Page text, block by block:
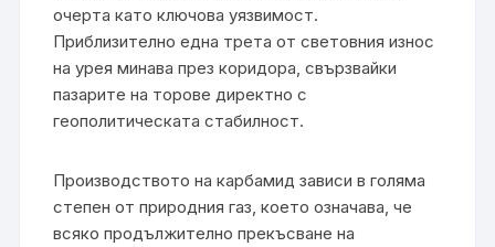
очерта като ключова уязвимост.
Приблизително една трета от световния износ
на урея минава през коридора, свързвайки
пазарите на торове директно с
геополитическата стабилност.
Производството на карбамид зависи в голяма
степен от природния газ, което означава, че
всяко продължително прекъсване на